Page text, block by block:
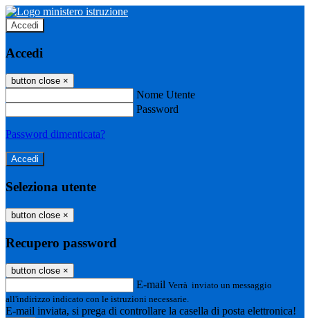
Accedi
Accedi
button close ×
Nome Utente
Password
Password dimenticata?
Seleziona utente
button close ×
Recupero password
button close ×
E-mail Verrà inviato un messaggio
all'indirizzo indicato con le istruzioni necessarie.
E-mail inviata, si prega di controllare la casella di posta elettronica!